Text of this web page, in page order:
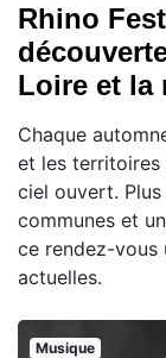
Rhino
Loire et la
Chaque
et les territoires
ciel ouvert.
communes et
ce rendez-vous
actuelles.
Musique